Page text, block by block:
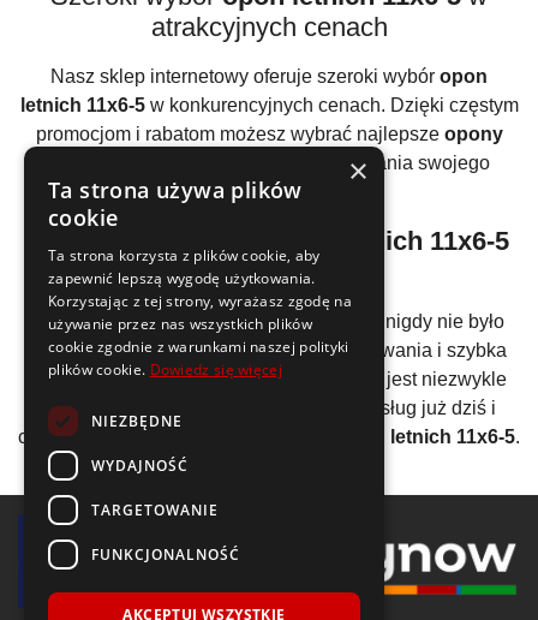
atrakcyjnych cenach
Nasz sklep internetowy oferuje szeroki wybór opon
letnich 11x6-5w konkurencyjnych cenach. Dzięki częstym
promocjom i rabatom możesz wybrać najlepsze opony
bez nadmiernego obciążania swojego
budżetu.
opon letnich 11x6-5
online
Zamawianieopon letnich 11x6-5
online nigdy nie było
prostsze. Nasz intuicyjny system wyszukiwania i szybka
realizacja zamówień sprawiają, że zakup jest niezwykle
wygodny. Zacznij korzystać z naszych usług już dziś i
ciesz się jazdą na sprawdzonych
oponach letnich 11x6-5.
×
Ta strona używa plików
cookie
Ta strona korzysta z plików cookie, aby
zapewnić lepszą wygodę użytkowania.
Korzystając z tej strony, wyrażasz zgodę na
używanie przez nas wszystkich plików
cookie zgodnie z warunkami naszej polityki
plików cookie. Dowiedz się więcej
NIEZBĘDNE
WYDAJNOŚĆ
TARGETOWANIE
FUNKCJONALNOŚĆ
AKCEPTUJ WSZYSTKIE